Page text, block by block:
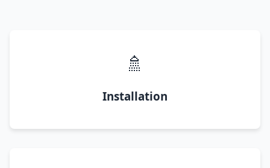
🚿
Installation